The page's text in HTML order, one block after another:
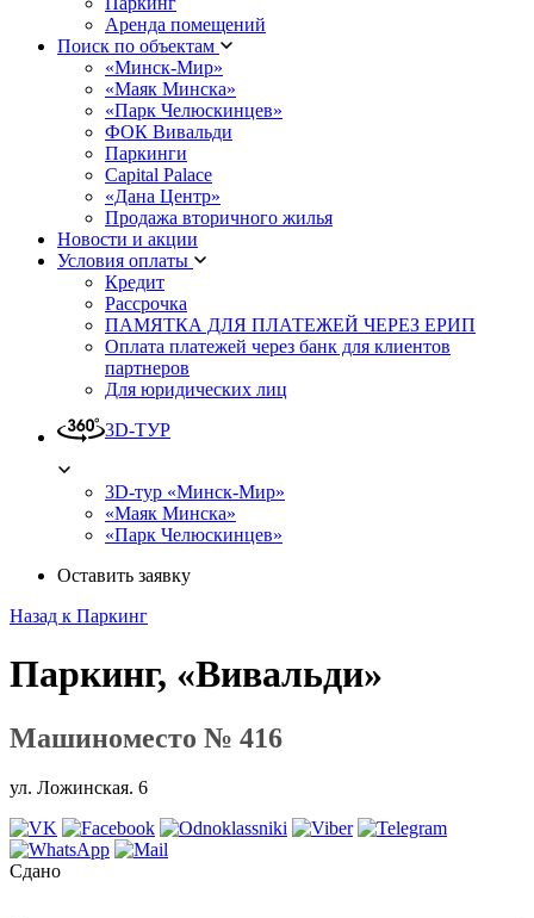
Аренда помещений
Поиск по объектам
«Минск-Мир»
«Маяк Минска»
«Парк Челюскинцев»
ФОК Вивальди
Паркинги
Capital Palace
«Дана Центр»
Продажа вторичного жилья
Новости и акции
Условия оплаты
Кредит
Рассрочка
ПАМЯТКА ДЛЯ ПЛАТЕЖЕЙ ЧЕРЕЗ ЕРИП
Оплата платежей через банк для клиентов
партнеров
Для юридических лиц
3D-ТУР
3D-тур «Минск-Мир»
«Маяк Минска»
«Парк Челюскинцев»
Оставить заявку
Назад к Паркинг
Паркинг, «Вивальди»
Машиноместо № 416
ул. Ложинская. 6
Сдано